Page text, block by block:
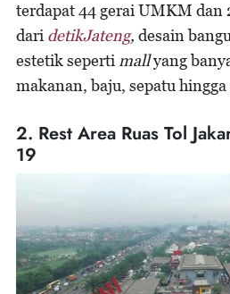
terdapat 44 gerai UMKM dan
dari detikJateng, desain
estetik seperti mallyang
makanan, baju, sepatu
2. Rest Area Ruas Tol
19